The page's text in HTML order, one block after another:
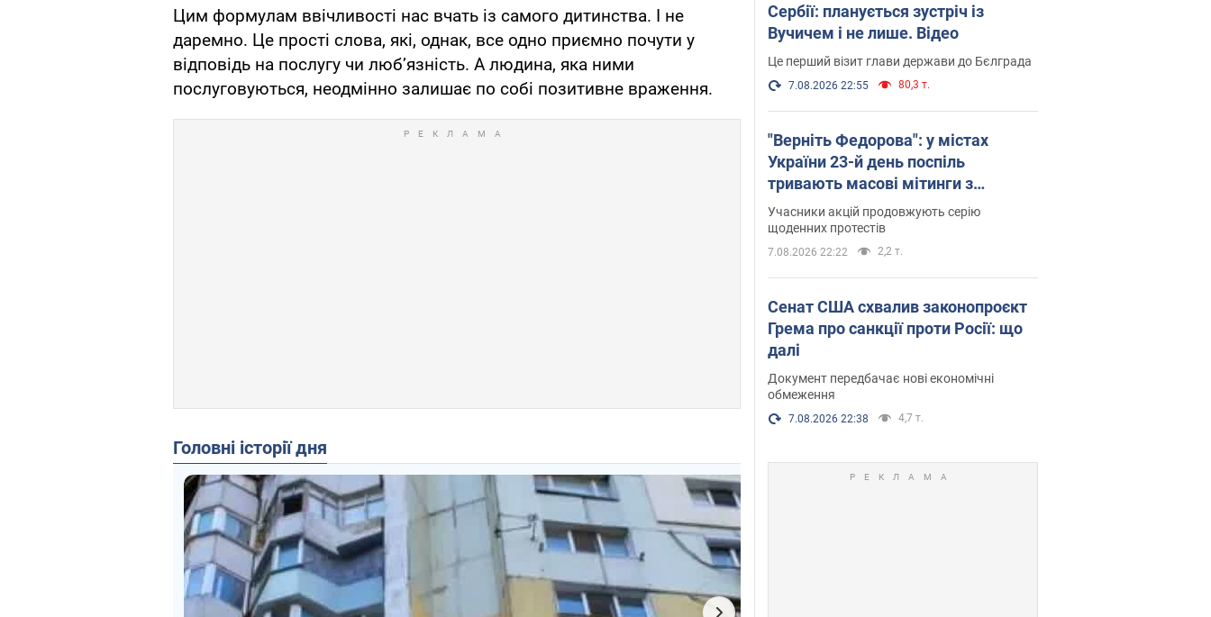
Цим формулам ввічливості нас вчать із самого дитинства. І не
даремно. Це прості слова, які, однак, все одно приємно почути у
відповідь на послугу чи люб’язність. А людина, яка ними
послуговуються, неодмінно залишає по собі позитивне враження.
Головні історії дня
Сербії: планується зустріч із
Вучичем і не лише. Відео
Це перший візит глави держави до Бєлграда
7.08.2026 22:55 80,3 т.
"Верніть Федорова": у містах
України 23-й день поспіль
тривають масові мітинги з
картонками. Фото і відео
Учасники акцій продовжують серію
щоденних протестів
7.08.2026 22:22 2,2 т.
Сенат США схвалив законопроєкт
Грема про санкції проти Росії: що
далі
Документ передбачає нові економічні
обмеження
7.08.2026 22:38 4,7 т.